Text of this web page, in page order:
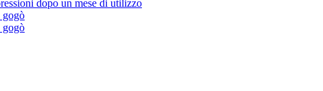
dopo un mese di utilizzo
gogò
gogò